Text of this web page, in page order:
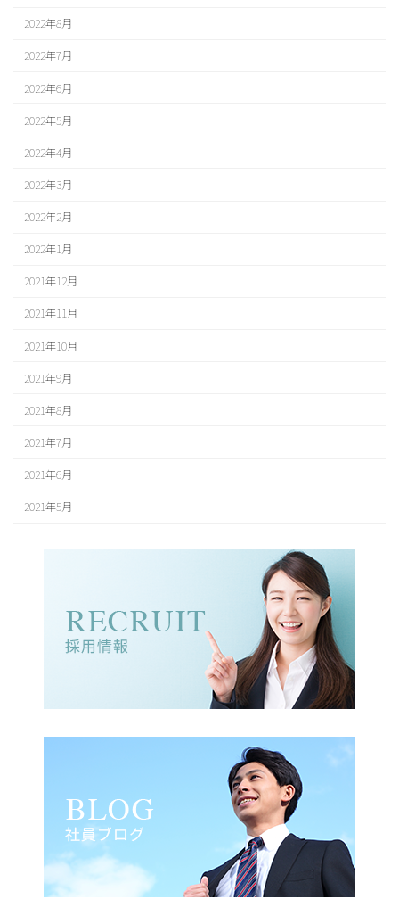
2022年8月
2022年7月
2022年6月
2022年5月
2022年4月
2022年3月
2022年2月
2022年1月
2021年12月
2021年11月
2021年10月
2021年9月
2021年8月
2021年7月
2021年6月
2021年5月